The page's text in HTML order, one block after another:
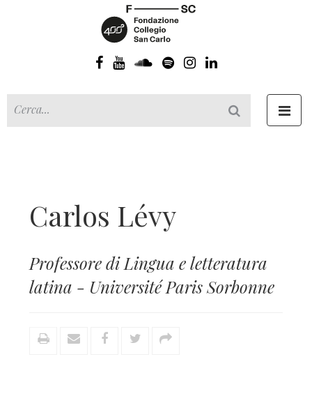
Carlos Lévy
Professore di Lingua e letteratura
latina - Université Paris Sorbonne